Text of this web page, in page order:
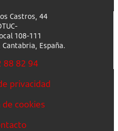
Castros, 44
108-111
España.
88 82 94
privacidad
de cookies